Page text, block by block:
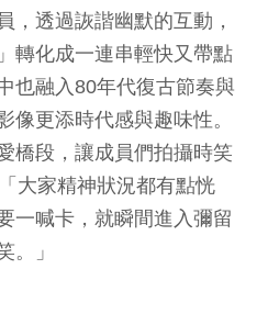
，透過詼諧幽默的互動，
轉化成一連串輕快又帶點
也融入80年代復古節奏與
像更添時代感與趣味性。
橋段，讓成員們拍攝時笑
大家精神狀況都有點恍
一喊卡，就瞬間進入彌留
。」